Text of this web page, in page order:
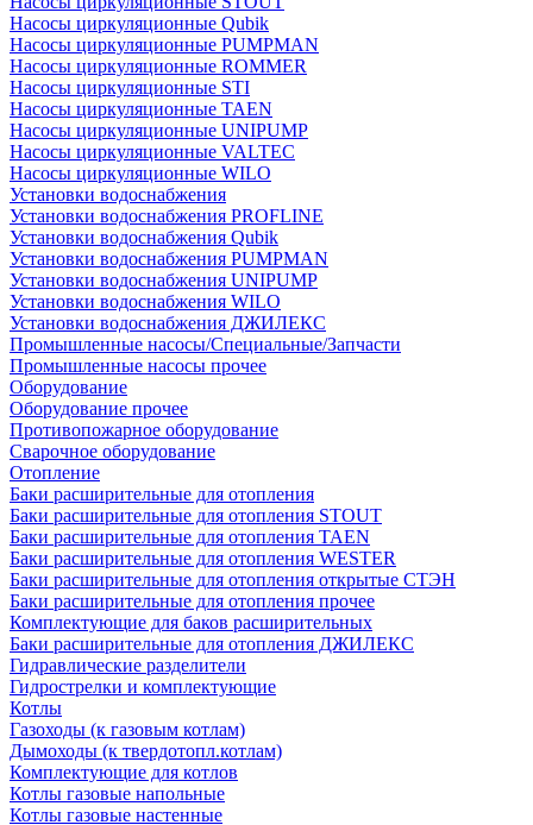
Насосы циркуляционные Qubik
Насосы циркуляционные PUMPMAN
Насосы циркуляционные ROMMER
Насосы циркуляционные STI
Насосы циркуляционные TAEN
Насосы циркуляционные UNIPUMP
Насосы циркуляционные VALTEC
Насосы циркуляционные WILO
Установки водоснабжения
Установки водоснабжения PROFLINE
Установки водоснабжения Qubik
Установки водоснабжения PUMPMAN
Установки водоснабжения UNIPUMP
Установки водоснабжения WILO
Установки водоснабжения ДЖИЛЕКС
Промышленные насосы/Специальные/Запчасти
Промышленные насосы прочее
Оборудование
Оборудование прочее
Противопожарное оборудование
Сварочное оборудование
Отопление
Баки расширительные для отопления
Баки расширительные для отопления STOUT
Баки расширительные для отопления TAEN
Баки расширительные для отопления WESTER
Баки расширительные для отопления открытые СТЭН
Баки расширительные для отопления прочее
Комплектующие для баков расширительных
Баки расширительные для отопления ДЖИЛЕКС
Гидравлические разделители
Гидрострелки и комплектующие
Котлы
Газоходы (к газовым котлам)
Дымоходы (к твердотопл.котлам)
Комплектующие для котлов
Котлы газовые напольные
Котлы газовые настенные